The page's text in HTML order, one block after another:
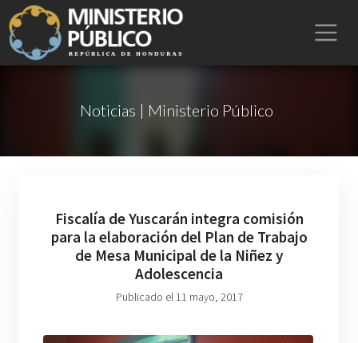
Noticias | Ministerio Público
Fiscalía de Yuscarán integra comisión
para la elaboración del Plan de Trabajo
de Mesa Municipal de la Niñez y
Adolescencia
Publicado el 11 mayo, 2017